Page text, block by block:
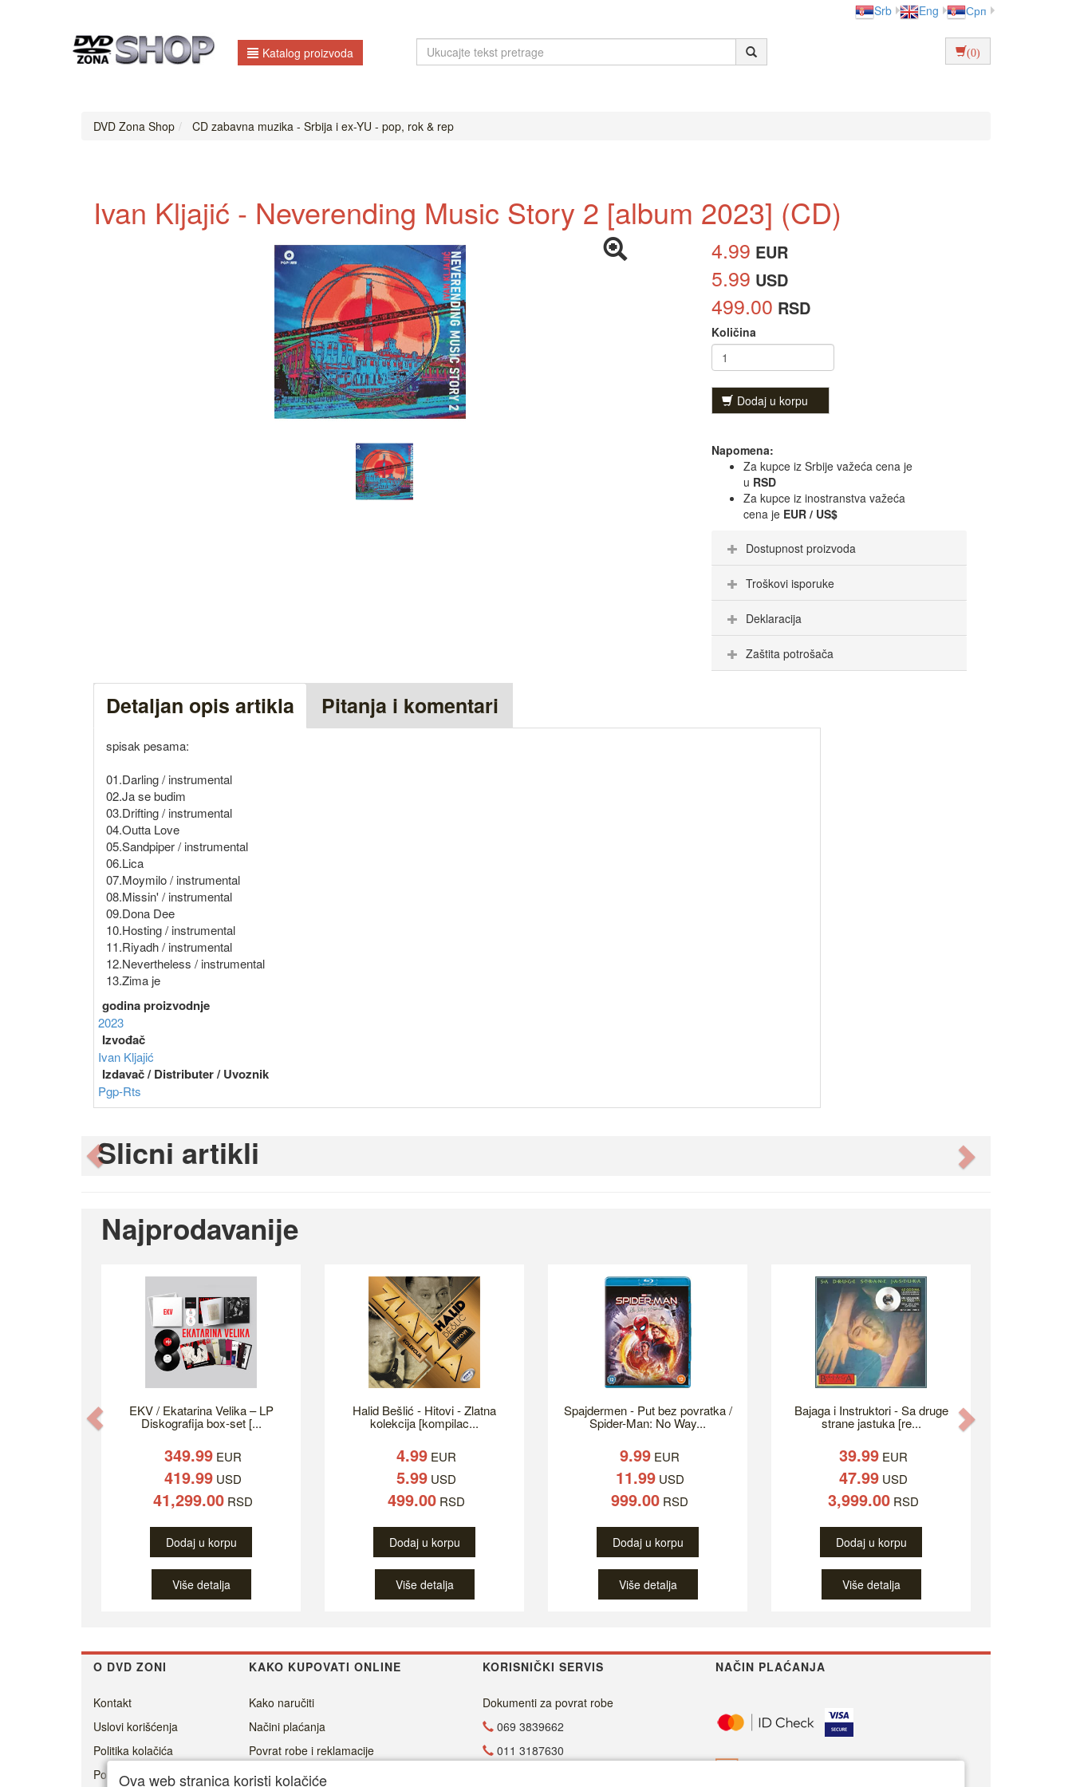
Srb Eng Срп
Katalog proizvoda (0)
DVD Zona Shop CD zabavna muzika - Srbija i ex-YU - pop, rok & rep
Ivan Kljajić - Neverending Music Story 2 [album 2023] (CD)
4.99 EUR
5.99 USD
499.00 RSD
Količina
Dodaj u korpu
Napomena:
Za kupce iz Srbije važeća cena je
u RSD
Za kupce iz inostranstva važeća
cena je EUR / US$
Dostupnost proizvoda
Troškovi isporuke
Deklaracija
Zaštita potrošača
Detaljan opis artikla Pitanja i komentari
spisak pesama:
01.Darling / instrumental
02.Ja se budim
03.Drifting / instrumental
04.Outta Love
05.Sandpiper / instrumental
06.Lica
07.Moymilo / instrumental
08.Missin' / instrumental
09.Dona Dee
10.Hosting / instrumental
11.Riyadh / instrumental
12.Nevertheless / instrumental
13.Zima je
godina proizvodnje
2023
Izvođač
Ivan Kljajić
Izdavač / Distributer / Uvoznik
Pgp-Rts
Slicni artikli
Previous
Najprodavanije
EKV / Ekatarina Velika – LP
Diskografija box-set [...
349.99 EUR
419.99 USD
41,299.00 RSD
Dodaj u korpu
Više detalja
Halid Bešlić - Hitovi - Zlatna
kolekcija [kompilac...
4.99 EUR
5.99 USD
499.00 RSD
Dodaj u korpu
Više detalja
Spajdermen - Put bez povratka /
Spider-Man: No Way...
9.99 EUR
11.99USD
999.00 RSD
Dodaj u korpu
Više detalja
Bajaga i Instruktori - Sa druge
strane jastuka [re...
39.99EUR
47.99USD
3,999.00RSD
Dodaj u korpu
Više detalja
Previous
O DVD ZONI KAKO KUPOVATI ONLINE KORISNIČKI SERVIS NAČIN PLAĆANJA
Kontakt
Uslovi korišćenja
Politika kolačića
Politika privatnosti
Kako naručiti
Načini plaćanja
Povrat robe i reklamacije
Cenovnik dostave
Dokumenti za povrat robe
069 3839662
011 3187630
Ova web stranica koristi kolačiće